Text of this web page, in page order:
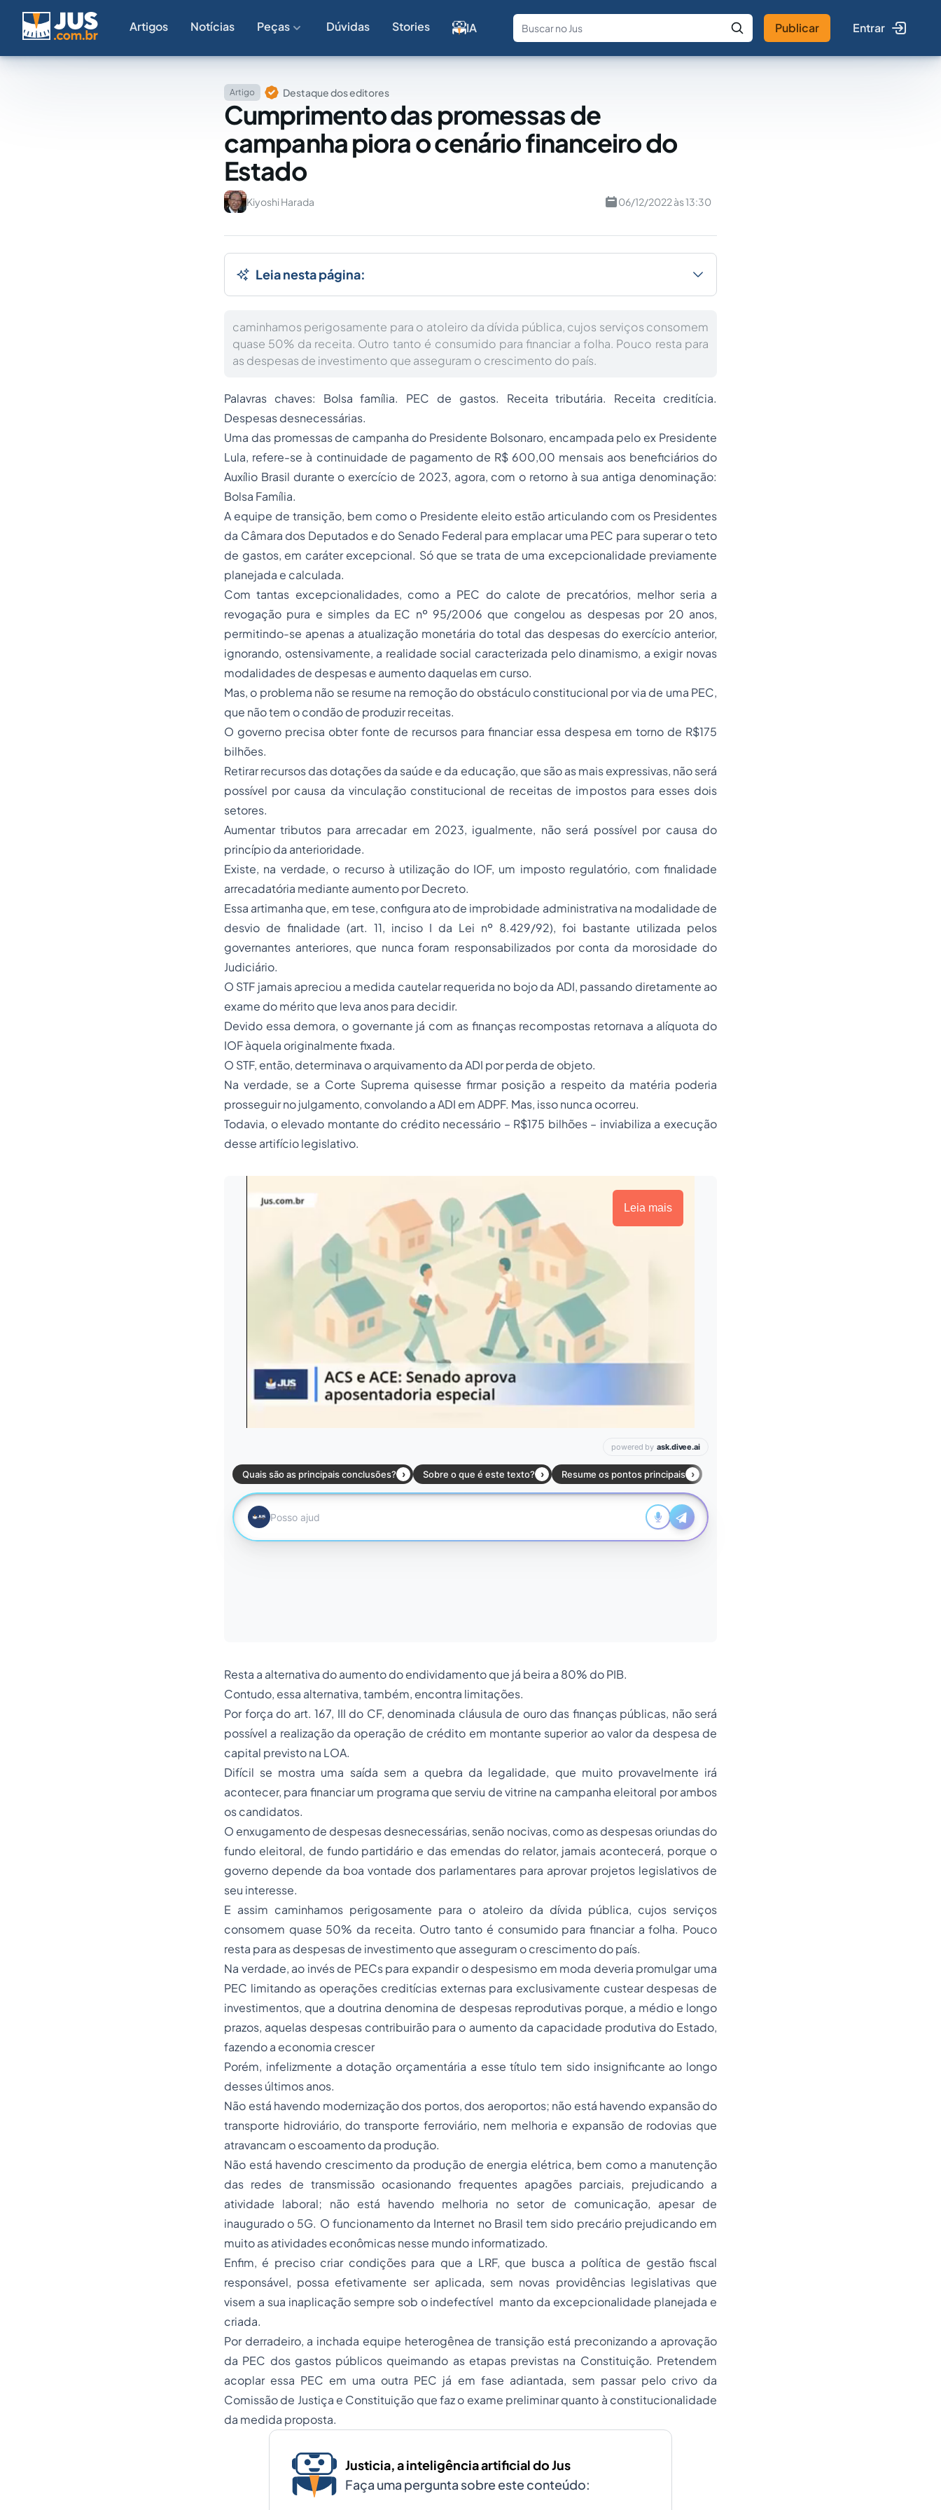
Artigos Notícias Peças Dúvidas Stories IA
Fale com a IA Buscar no Jus
Publicar Entrar
Artigo Destaque dos editores
Cumprimento das promessas de
campanha piora o cenário financeiro do
Estado
Kiyoshi Harada 06/12/2022 às 13:30
Leia nesta página:
caminhamos perigosamente para o atoleiro da dívida pública, cujos serviços consomem
quase 50% da receita. Outro tanto é consumido para financiar a folha. Pouco resta para
as despesas de investimento que asseguram o crescimento do país.
Palavras chaves: Bolsa família. PEC de gastos. Receita tributária. Receita creditícia.
Despesas desnecessárias.
Uma das promessas de campanha do Presidente Bolsonaro, encampada pelo ex Presidente
Lula, refere-se à continuidade de pagamento de R$ 600,00 mensais aos beneficiários do
Auxílio Brasil durante o exercício de 2023, agora, com o retorno à sua antiga denominação:
Bolsa Família.
A equipe de transição, bem como o Presidente eleito estão articulando com os Presidentes
da Câmara dos Deputados e do Senado Federal para emplacar uma PEC para superar o teto
de gastos, em caráter excepcional. Só que se trata de uma excepcionalidade previamente
planejada e calculada.
Com tantas excepcionalidades, como a PEC do calote de precatórios, melhor seria a
revogação pura e simples da EC nº 95/2006 que congelou as despesas por 20 anos,
permitindo-se apenas a atualização monetária do total das despesas do exercício anterior,
ignorando, ostensivamente, a realidade social caracterizada pelo dinamismo, a exigir novas
modalidades de despesas e aumento daquelas em curso.
Mas, o problema não se resume na remoção do obstáculo constitucional por via de uma PEC,
que não tem o condão de produzir receitas.
O governo precisa obter fonte de recursos para financiar essa despesa em torno de R$175
bilhões.
Retirar recursos das dotações da saúde e da educação, que são as mais expressivas, não será
possível por causa da vinculação constitucional de receitas de impostos para esses dois
setores.
Aumentar tributos para arrecadar em 2023, igualmente, não será possível por causa do
princípio da anterioridade.
Existe, na verdade, o recurso à utilização do IOF, um imposto regulatório, com finalidade
arrecadatória mediante aumento por Decreto.
Essa artimanha que, em tese, configura ato de improbidade administrativa na modalidade de
desvio de finalidade (art. 11, inciso I da Lei nº 8.429/92), foi bastante utilizada pelos
governantes anteriores, que nunca foram responsabilizados por conta da morosidade do
Judiciário.
O STF jamais apreciou a medida cautelar requerida no bojo da ADI, passando diretamente ao
exame do mérito que leva anos para decidir.
Devido essa demora, o governante já com as finanças recompostas retornava a alíquota do
IOF àquela originalmente fixada.
O STF, então, determinava o arquivamento da ADI por perda de objeto.
Na verdade, se a Corte Suprema quisesse firmar posição a respeito da matéria poderia
prosseguir no julgamento, convolando a ADI em ADPF. Mas, isso nunca ocorreu.
Todavia, o elevado montante do crédito necessário – R$175 bilhões – inviabiliza a execução
desse artifício legislativo.
Leia mais
Resta a alternativa do aumento do endividamento que já beira a 80% do PIB.
Contudo, essa alternativa, também, encontra limitações.
Por força do art. 167, III do CF, denominada cláusula de ouro das finanças públicas, não será
possível a realização da operação de crédito em montante superior ao valor da despesa de
capital previsto na LOA.
Difícil se mostra uma saída sem a quebra da legalidade, que muito provavelmente irá
acontecer, para financiar um programa que serviu de vitrine na campanha eleitoral por ambos
os candidatos.
O enxugamento de despesas desnecessárias, senão nocivas, como as despesas oriundas do
fundo eleitoral, de fundo partidário e das emendas do relator, jamais acontecerá, porque o
governo depende da boa vontade dos parlamentares para aprovar projetos legislativos de
seu interesse.
E assim caminhamos perigosamente para o atoleiro da dívida pública, cujos serviços
consomem quase 50% da receita. Outro tanto é consumido para financiar a folha. Pouco
resta para as despesas de investimento que asseguram o crescimento do país.
Na verdade, ao invés de PECs para expandir o despesismo em moda deveria promulgar uma
PEC limitando as operações creditícias externas para exclusivamente custear despesas de
investimentos, que a doutrina denomina de despesas reprodutivas porque, a médio e longo
prazos, aquelas despesas contribuirão para o aumento da capacidade produtiva do Estado,
fazendo a economia crescer
Porém, infelizmente a dotação orçamentária a esse título tem sido insignificante ao longo
desses últimos anos.
Não está havendo modernização dos portos, dos aeroportos; não está havendo expansão do
transporte hidroviário, do transporte ferroviário, nem melhoria e expansão de rodovias que
atravancam o escoamento da produção.
Não está havendo crescimento da produção de energia elétrica, bem como a manutenção
das redes de transmissão ocasionando frequentes apagões parciais, prejudicando a
atividade laboral; não está havendo melhoria no setor de comunicação, apesar de
inaugurado o 5G. O funcionamento da Internet no Brasil tem sido precário prejudicando em
muito as atividades econômicas nesse mundo informatizado.
Enfim, é preciso criar condições para que a LRF, que busca a política de gestão fiscal
responsável, possa efetivamente ser aplicada, sem novas providências legislativas que
visem a sua inaplicação sempre sob o indefectível manto da excepcionalidade planejada e
criada.
Por derradeiro, a inchada equipe heterogênea de transição está preconizando a aprovação
da PEC dos gastos públicos queimando as etapas previstas na Constituição. Pretendem
acoplar essa PEC em uma outra PEC já em fase adiantada, sem passar pelo crivo da
Comissão de Justiça e Constituição que faz o exame preliminar quanto à constitucionalidade
da medida proposta.
Justicia, a inteligência artificial do Jus
Faça uma pergunta sobre este conteúdo: